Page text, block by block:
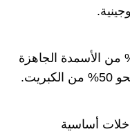
توريرو أن ما بين 20 و30% من الأسمدة الجاهزة
أساسية